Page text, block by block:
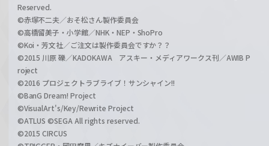
Reserved.
©赤塚不二夫／おそ松さん製作委員会
©高橋留美子・小学館／NHK・NEP・ShoPro
©Koi・芳文社／ご注文は製作委員会ですか？？
©2015 川原 礫／KADOKAWA アスキー・メディアワークス刊／AWIB P
roject
©2016 プロジェクトラブライブ！サンシャイン!!
©BanG Dream! Project
©VisualArt's/Key/Rewrite Project
©ATLUS ©SEGA All rights reserved.
©2015 CIRCUS